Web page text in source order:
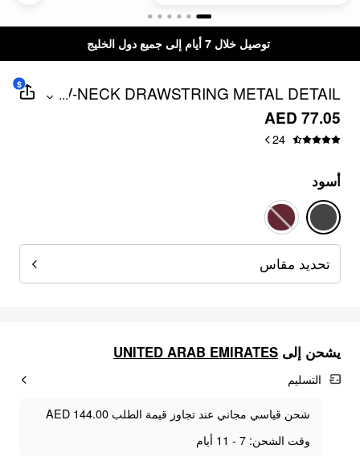
توصيل خلال 7 أيام إلى جميع دول الخليج
V-NECK DRAWSTRING METAL DETAIL
CAMI TOP
...
AED 77.05
24
$
أسود
تحديد مقاس
يشحن إلى UNITED ARAB EMIRATES
التسليم
شحن قياسي مجاني عند تجاوز قيمة الطلب AED 144.00
وقت الشحن: 7 - 11 أيام